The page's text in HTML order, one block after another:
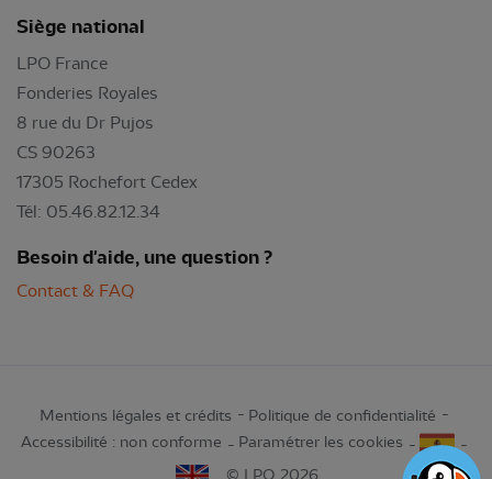
Siège national
LPO France
Fonderies Royales
8 rue du Dr Pujos
CS 90263
17305 Rochefort Cedex
Tél: 05.46.82.12.34
Besoin d'aide, une question ?
Contact & FAQ
Mentions légales et crédits
Politique de confidentialité
Accessibilité : non conforme
Paramétrer les cookies
© LPO 2026